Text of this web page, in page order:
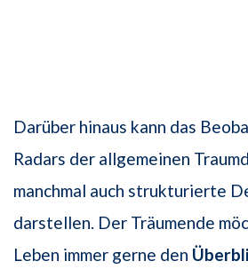
Darüber hinaus kann das
Radars der allgemeinen
manchmal auch strukturierte
darstellen. Der Träumende
Leben immer gerne den